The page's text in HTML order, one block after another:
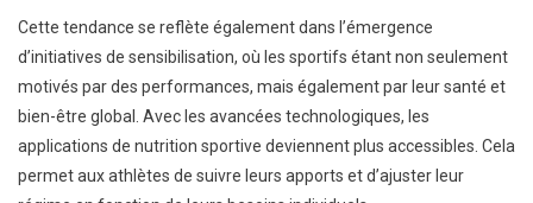
Cette tendance se reflète également dans l’émergence
d’initiatives de sensibilisation, où les sportifs étant non seulement
motivés par des performances, mais également par leur santé et
bien-être global. Avec les avancées technologiques, les
applications de nutrition sportive deviennent plus accessibles. Cela
permet aux athlètes de suivre leurs apports et d’ajuster leur